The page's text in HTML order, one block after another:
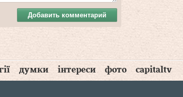
Добавить комментарий
думки інтереси фото capitaltv